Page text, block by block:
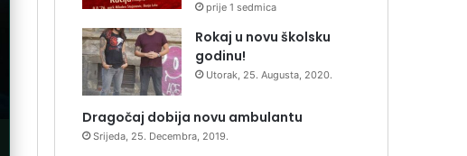
prije 1 sedmica
Rokaj u novu školsku
godinu!
Utorak, 25. Augusta, 2020.
Dragočaj dobija novu ambulantu
Srijeda, 25. Decembra, 2019.